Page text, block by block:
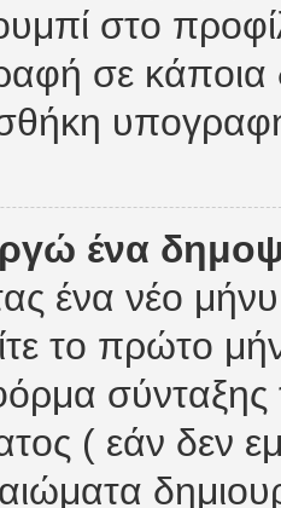
στο
σε κάποια
ένα
ένα νέο
το πρώτο
σύνταξης
( εάν δεν